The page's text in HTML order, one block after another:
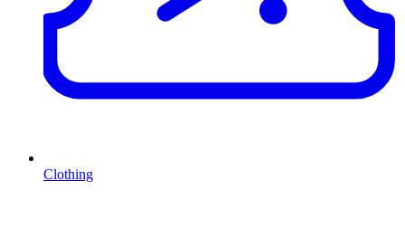
Clothing